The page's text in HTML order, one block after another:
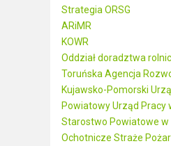
Strategia ORSG
ARiMR
KOWR
Oddział doradztwa
Toruńska Agencja
Kujawsko-Pomorski
Powiatowy Urząd Pracy
Starostwo Powiatowe w
Ochotnicze Straże